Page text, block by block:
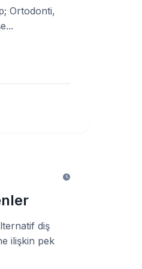
Ortodonti,
diş
ilişkin pek